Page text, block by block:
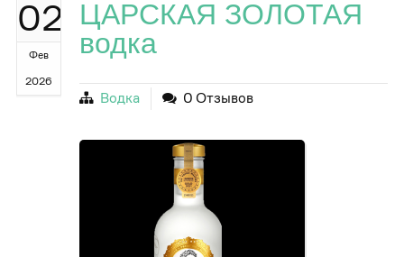
02
Фев
2026
ЦАРСКАЯ ЗОЛОТАЯ
водка
Водка 0 Отзывов